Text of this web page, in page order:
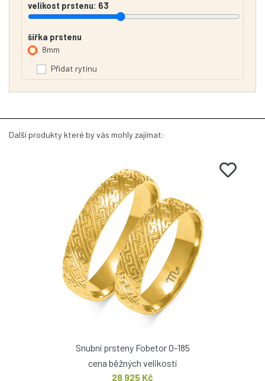
velikost prstenu: 63
šířka prstenu
8mm
Přidat rytinu
Další produkty které by vás mohly zajímat:
Snubní prsteny Fobetor O-185
cena běžných velikostí
28 925 Kč